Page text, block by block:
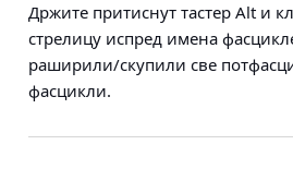
Држите притиснут тастер Alt и
стрелицу испред имена
раширили/скупили све
фасцикли.